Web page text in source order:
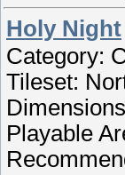
Holy Night
Category:
Tileset:
Playable